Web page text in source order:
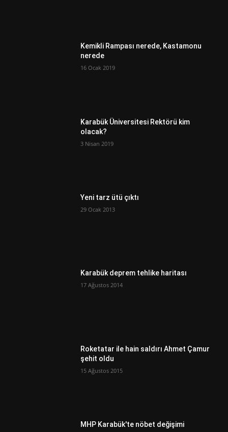
Kemikli Rampası nerede, Kastamonu
nerede
16 Ocak 2019
Karabük Üniversitesi Rektörü kim
olacak?
3 Nisan 2019
Yeni tarz ütü çıktı
29 Ocak 2013
Karabük deprem tehlike haritası
17 Ağustos 2014
Roketatar ile hain saldırı Ahmet Çamur
şehit oldu
15 Ağustos 2015
MHP Karabük'te nöbet değişimi